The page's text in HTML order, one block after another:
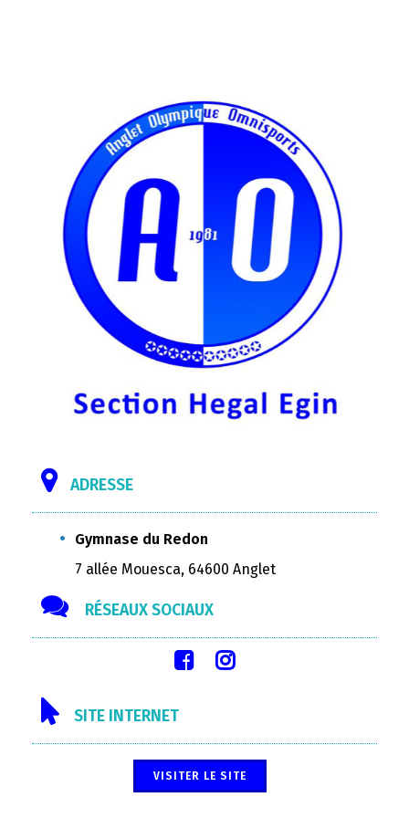
ADRESSE
Gymnase du Redon
7 allée Mouesca, 64600 Anglet
RÉSEAUX SOCIAUX
SITE INTERNET
VISITER LE SITE